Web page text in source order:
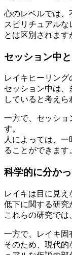
心のレベルでは、
スピリチュアル
とは区別されます
セッション中
レイキヒーリング
セッション中は
していると考えら
一方で、セッショ
す。
人によっては、
ることができます
科学的に分か
レイキは目に見
低下に関する研究
これらの研究で
一方で、レイキ固
そのため、現代